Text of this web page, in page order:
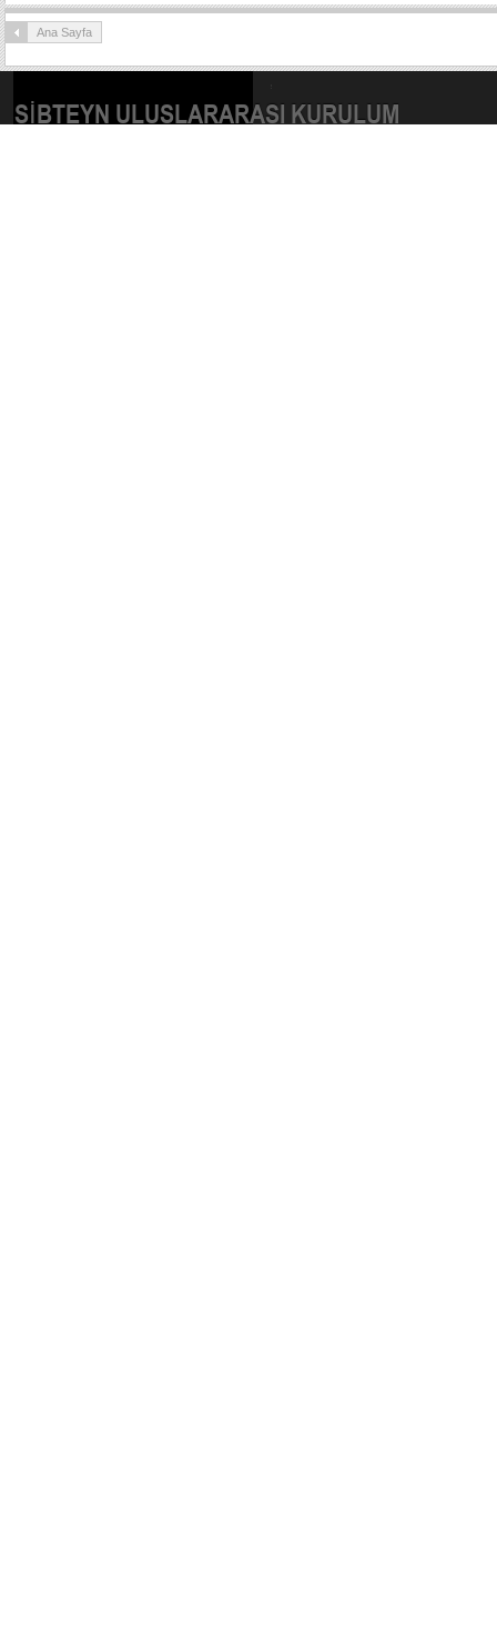
Ana Sayfa
SIBTEYN ULUSLARARASI KURULUM